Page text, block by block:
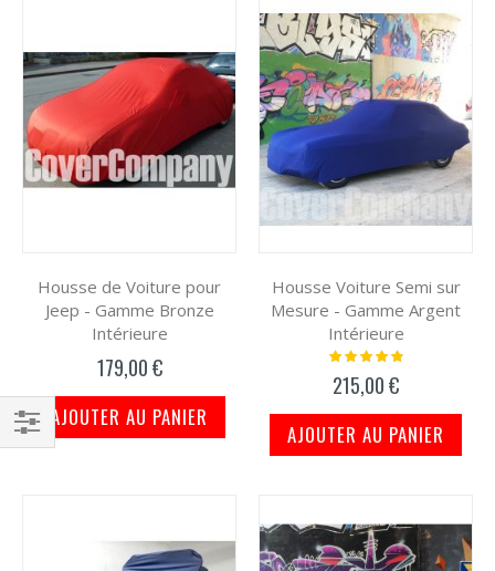
Housse de Voiture pour
Jeep - Gamme Bronze
Intérieure
179,00 €
AJOUTER AU PANIER
Housse Voiture Semi sur
Mesure - Gamme Argent
Intérieure
Notation:
215,00 €
AJOUTER AU PANIER
Filtrer